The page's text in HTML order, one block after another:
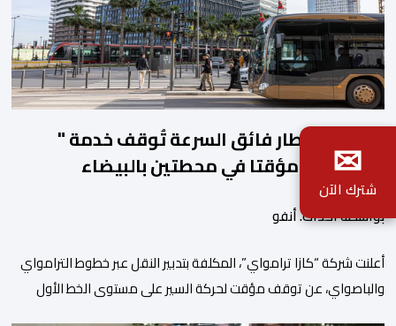
أشغال القطار فائق السرعة تُوقف خدمة "
الباصواي" مؤقتا في محطتين بالبيضاء
بواسطة أحداث. أنفو
أعلنت شركة “كازا ترامواي”، المكلفة بتدبير النقل عبر خطوط الترامواي
والباصواي، عن توقف مؤقت لحركة السير على مستوى الخط الأول
✉
شترك الآن